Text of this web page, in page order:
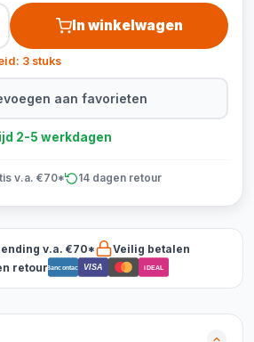
In winkelwagen
3 stuks
aan favorieten
2-5 werkdagen
v.a. €70* 14 dagen retour
v.a. €70*
Veilig betalen
retourBancontact VISA iDEAL